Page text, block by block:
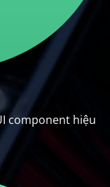
component hiệu